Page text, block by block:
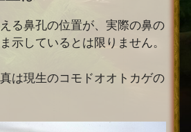
る鼻孔の位置が、実際の鼻の
示しているとは限りません。
は現生のコモドオオトカゲの